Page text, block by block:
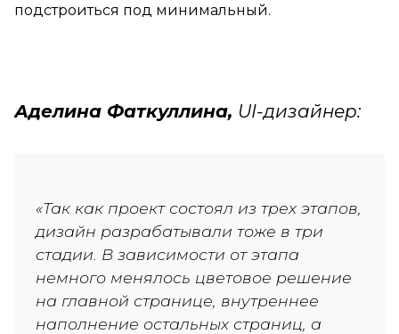
подстроиться под минимальный.
Аделина Фаткуллина, UI-дизайнер:
«Так как проект состоял из трех этапов,
дизайн разрабатывали тоже в три
стадии. В зависимости от этапа
немного менялось цветовое решение
на главной странице, внутреннее
наполнение остальных страниц, а